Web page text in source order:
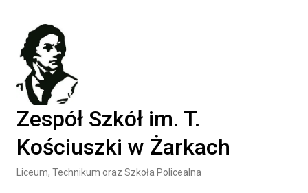
content
Zespół Szkół im. T.
Kościuszki w Żarkach
Liceum, Technikum oraz Szkoła Policealna